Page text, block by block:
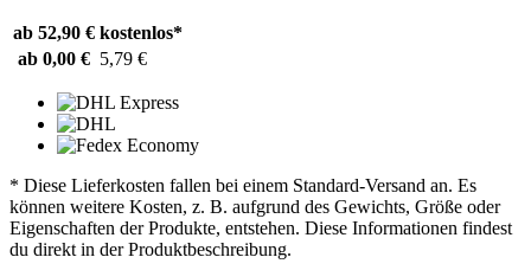
ab 52,90 € kostenlos*
ab 0,00 € 5,79 €
* Diese Lieferkosten fallen bei einem Standard-Versand an. Es
können weitere Kosten, z. B. aufgrund des Gewichts, Größe oder
Eigenschaften der Produkte, entstehen. Diese Informationen findest
du direkt in der Produktbeschreibung.